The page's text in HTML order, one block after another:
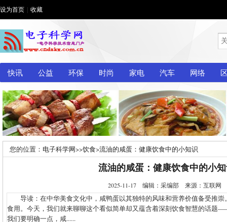
设为首页 收藏
快讯 公益 环保 时尚 家电 汽车 网络
您的位置： 电子科学网>>饮食>流油的咸蛋：健康饮食中的小知识
流油的咸蛋：健康饮食中的小
2025-11-17 编辑：采编部 来源：互联网
导读：在中华美食文化中，咸鸭蛋以其独特的风味和营养价值备受推崇
食用。今天，我们就来聊聊这个看似简单却又蕴含着深刻饮食智慧的话题
我们要明确一点，咸......